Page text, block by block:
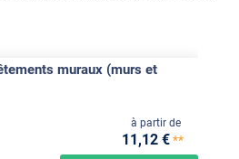
muraux (murs et
à partir de
11 ,12 €**